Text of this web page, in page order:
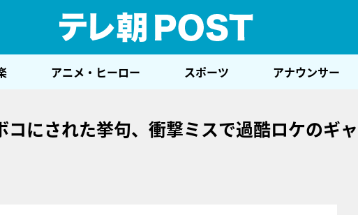
アニメ・ヒーロー スポーツ アナウンサー
にされた挙句、衝撃ミスで過酷ロケのギャ